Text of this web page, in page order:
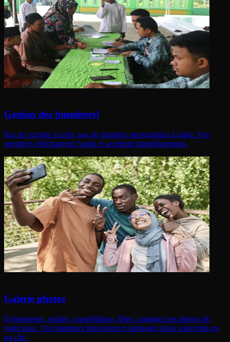
Gestion des {members}
Pas de compte à créer, pas de données personnelles à saisir. Vos
members téléchargent l'appli et accèdent immédiatement.
Galerie photos
Événements, sorties, compétitions, fêtes : partagez les photos de
votre asso. Vos members retrouvent et partagent leurs souvenirs en
un clic.